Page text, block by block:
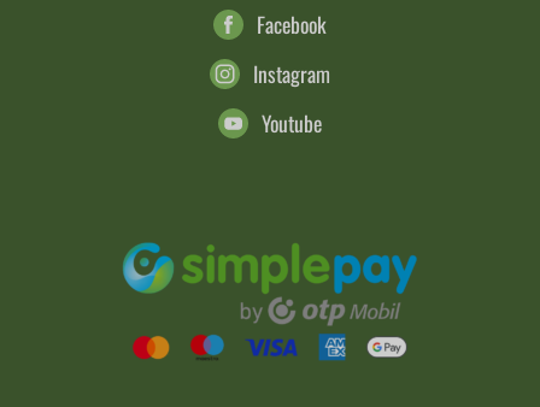
Facebook
Instagram
Youtube